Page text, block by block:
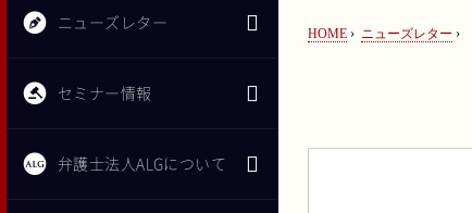
ニューズレター
セミナー情報
弁護士法人ALGについて
HOME› ニューズレター ›